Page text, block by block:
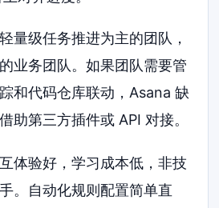
量级任务推进为主的团队，
业务团队。如果团队需要管
和代码仓库联动，Asana 缺
助第三方插件或 API 对接。
体验好，学习成本低，非技
。自动化规则配置简单直